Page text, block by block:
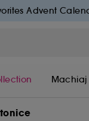
Advent
Machiaj